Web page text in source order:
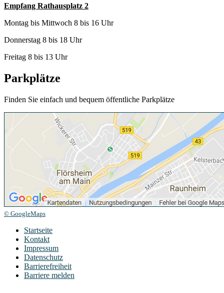
Empfang Rathausplatz 2
Montag bis Mittwoch 8 bis 16 Uhr
Donnerstag 8 bis 18 Uhr
Freitag 8 bis 13 Uhr
Parkplätze
Finden Sie einfach und bequem öffentliche Parkplätze
© GoogleMaps
Startseite
Kontakt
Impressum
Datenschutz
Barrierefreiheit
Barriere melden